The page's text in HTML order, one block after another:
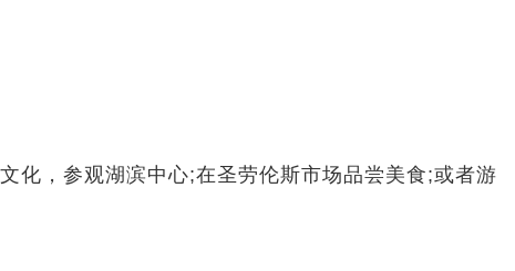
化，参观湖滨中心;在圣劳伦斯市场品尝美食;或者游